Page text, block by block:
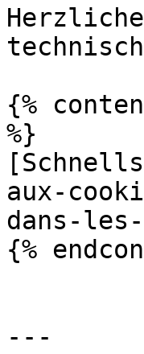
{%
%}
aux-
dans-les-
{%
---